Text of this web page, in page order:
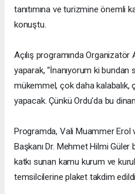
tanıtımına ve turizmine önemli
konuştu.
Açılış programında
yaparak, “İnanıyorum ki
mükemmel, çok daha
yapacak. Çünkü Ordu'da bu
Programda, Vali Muammer Erol
Başkanı Dr. Mehmet Hilmi
katkı sunan kamu kurum ve
temsilcilerine plaket takdim